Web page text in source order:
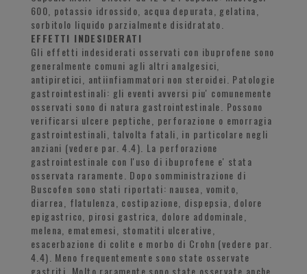
600, potassio idrossido, acqua depurata, gelatina,
sorbitolo liquido parzialmente disidratato.
EFFETTI INDESIDERATI
Gli effetti indesiderati osservati con ibuprofene sono
generalmente comuni agli altri analgesici,
antipiretici, antiinfiammatori non steroidei. Patologie
gastrointestinali: gli eventi avversi piu' comunemente
osservati sono di natura gastrointestinale. Possono
verificarsi ulcere peptiche, perforazione o emorragia
gastrointestinali, talvolta fatali, in particolare negli
anziani (vedere par. 4.4). La perforazione
gastrointestinale con l'uso di ibuprofene e' stata
osservata raramente. Dopo somministrazione di
Buscofen sono stati riportati: nausea, vomito,
diarrea, flatulenza, costipazione, dispepsia, dolore
epigastrico, pirosi gastrica, dolore addominale,
melena, ematemesi, stomatiti ulcerative,
esacerbazione di colite e morbo di Crohn (vedere par.
4.4). Meno frequentemente sono state osservate
gastriti. Molto raramente sono state osservate anche